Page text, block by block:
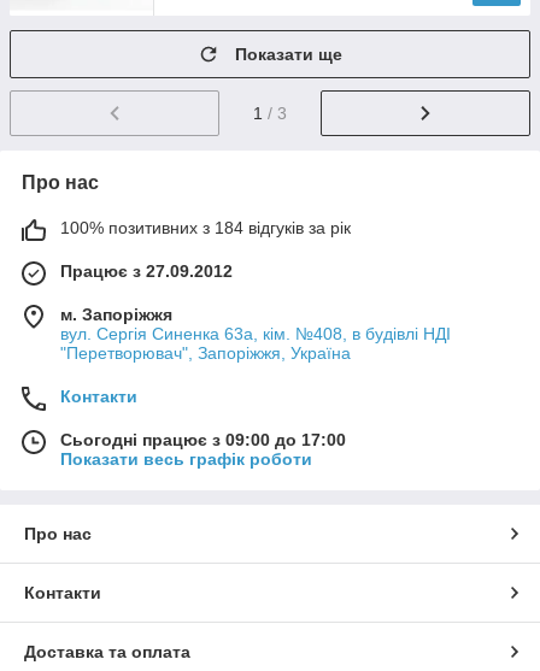
Показати ще
1 / 3
Про нас
100% позитивних з 184 відгуків за рік
Працює з 27.09.2012
м. Запоріжжя
вул. Сергія Синенка 63а, кім. №408, в будівлі НДІ
"Перетворювач", Запоріжжя, Україна
Контакти
Сьогодні працює з 09:00 до 17:00
Показати весь графік роботи
Про нас
Контакти
Доставка та оплата